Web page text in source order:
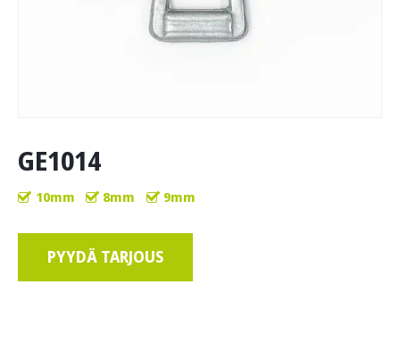
GE1014
10mm 8mm 9mm
PYYDÄ TARJOUS